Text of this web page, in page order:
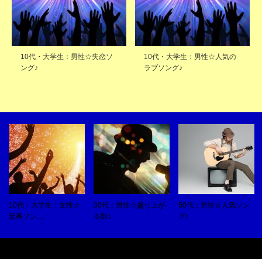
10代・大学生：男性☆失恋ソ
ング♪
10代・大学生：男性☆人気の
ラブソング♪
10代・大学生：女性☆
定番ソン…
30代：男性☆盛り上が
る歌♪
50代：男性☆人気ソン
グ♪